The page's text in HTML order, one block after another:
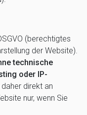
(berechtigtes
der Website).
technische
oder IP-
direkt an
nur, wenn Sie